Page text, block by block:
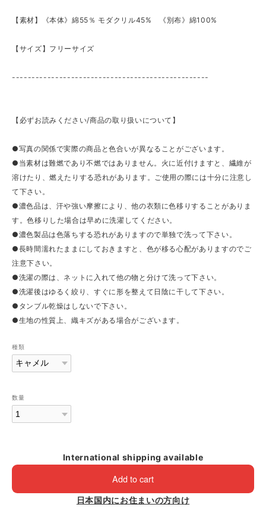
【素材】《本体》綿55％ モダクリル45% 《別布》綿100%
【サイズ】フリーサイズ
--------------------------------------------------
【必ずお読みください/商品の取り扱いについて】
●写真の関係で実際の商品と色合いが異なることがございます。
●当素材は難燃であり不燃ではありません。火に近付けますと、繊維が
溶けたり、燃えたりする恐れがあります。ご使用の際には十分に注意し
て下さい。
●濃色品は、汗や強い摩擦により、他の衣類に色移りすることがありま
す。色移りした場合は早めに洗濯してください。
●濃色製品は色落ちする恐れがありますので単独で洗って下さい。
●長時間濡れたままにしておきますと、色が移る心配がありますのでご
注意下さい。
●洗濯の際は、ネットに入れて他の物と分けて洗って下さい。
●洗濯後はゆるく絞り、すぐに形を整えて日陰に干して下さい。
●タンブル乾燥はしないで下さい。
●生地の性質上、織キズがある場合がございます。
種類
数量
International shipping available
Add to cart
日本国内にお住まいの方向け